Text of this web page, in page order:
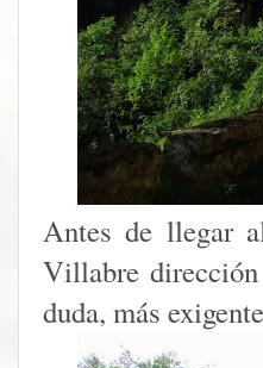
Antes de llegar
Villabre
duda, más